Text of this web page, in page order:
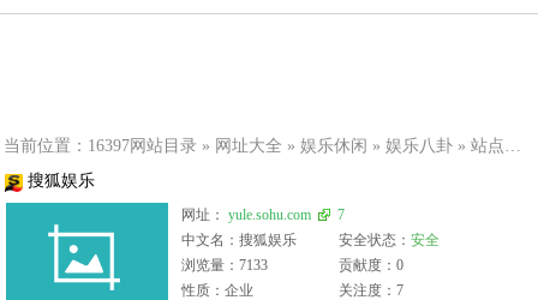
当前位置： 16397网站目录 » 网址大全 » 娱乐休闲 » 娱乐八卦 » 站点详细
搜狐娱乐
网址： yule.sohu.com
7
中文名：搜狐娱乐
安全状态：安全
浏览量：7133
贡献度：0
性质：企业
关注度：7